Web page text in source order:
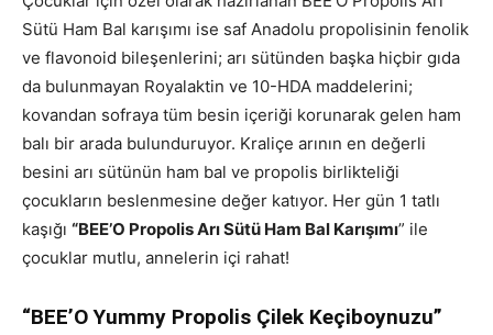
Sütü Ham Bal karışımı ise saf Anadolu propolisinin fenolik
ve flavonoid bileşenlerini; arı sütünden başka hiçbir gıda
da bulunmayan Royalaktin ve 10-HDA maddelerini;
kovandan sofraya tüm besin içeriği korunarak gelen ham
balı bir arada bulunduruyor. Kraliçe arının en değerli
besini arı sütünün ham bal ve propolis birlikteliği
çocukların beslenmesine değer katıyor. Her gün 1 tatlı
kaşığı “BEE’O Propolis Arı Sütü Ham Bal Karışımı” ile
çocuklar mutlu, annelerin içi rahat!
“BEE’O Yummy Propolis Çilek Keçiboynuzu”